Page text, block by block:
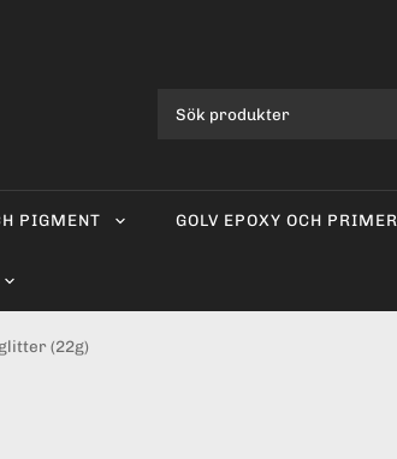
PIGMENT GOLV EPOXY OCH PRIMER
(22g)